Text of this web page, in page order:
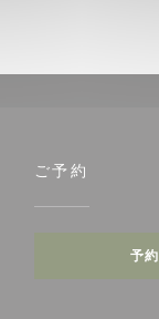
ご予約
予約